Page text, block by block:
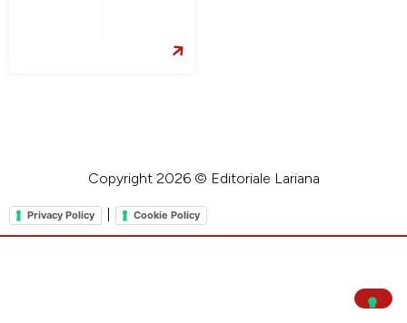
Copyright 2026 © Editoriale Lariana
Privacy Policy Cookie Policy